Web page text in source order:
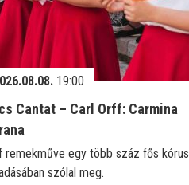
19:00
Cantat – Carl Orff: Carmina
remekműve egy több száz fős kórus
szólal meg.